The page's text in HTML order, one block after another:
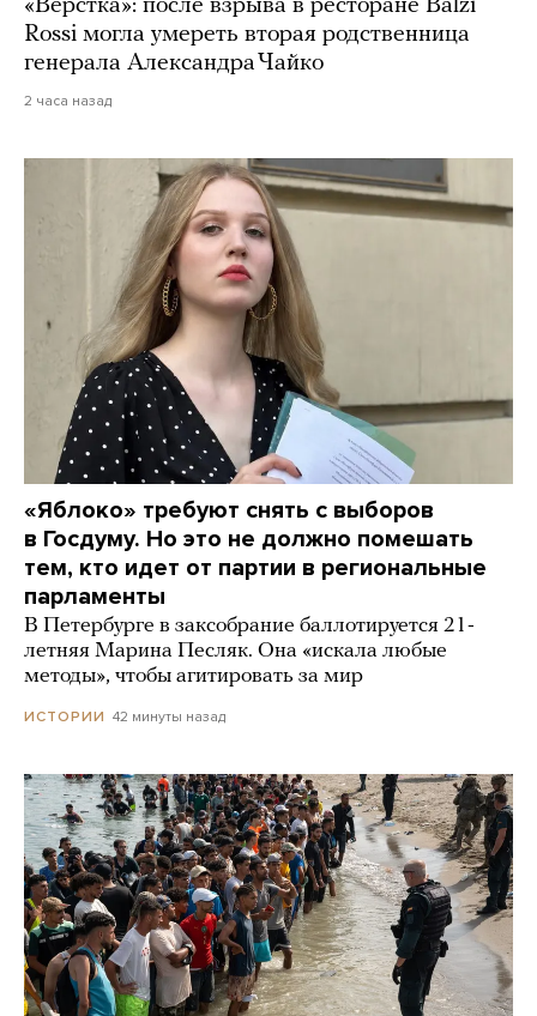
«Верстка»: после взрыва в ресторане Balzi
Rossi могла умереть вторая родственница
генерала Александра Чайко
2 часа назад
«Яблоко» требуют снять с выборов
в Госдуму. Но это не должно помешать
тем, кто идет от партии в региональные
парламенты
В Петербурге в заксобрание баллотируется 21-
летняя Марина Песляк. Она «искала любые
методы», чтобы агитировать за мир
ИСТОРИИ 42 минуты назад